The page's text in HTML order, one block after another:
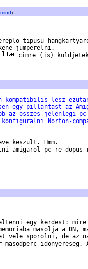
mind)
tipusu
jumperelni.
cimre (is)
kompatibilis lesz
egy pillantast az
az osszes jelenlegi
Norton-
keszult. Hmm.
amigarol pc-re
egy kerdest:
masolja a DN,
vele sporolni, de az
idonyereseg.